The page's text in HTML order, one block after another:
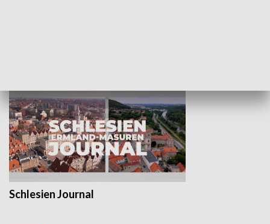
Schlesien Journal